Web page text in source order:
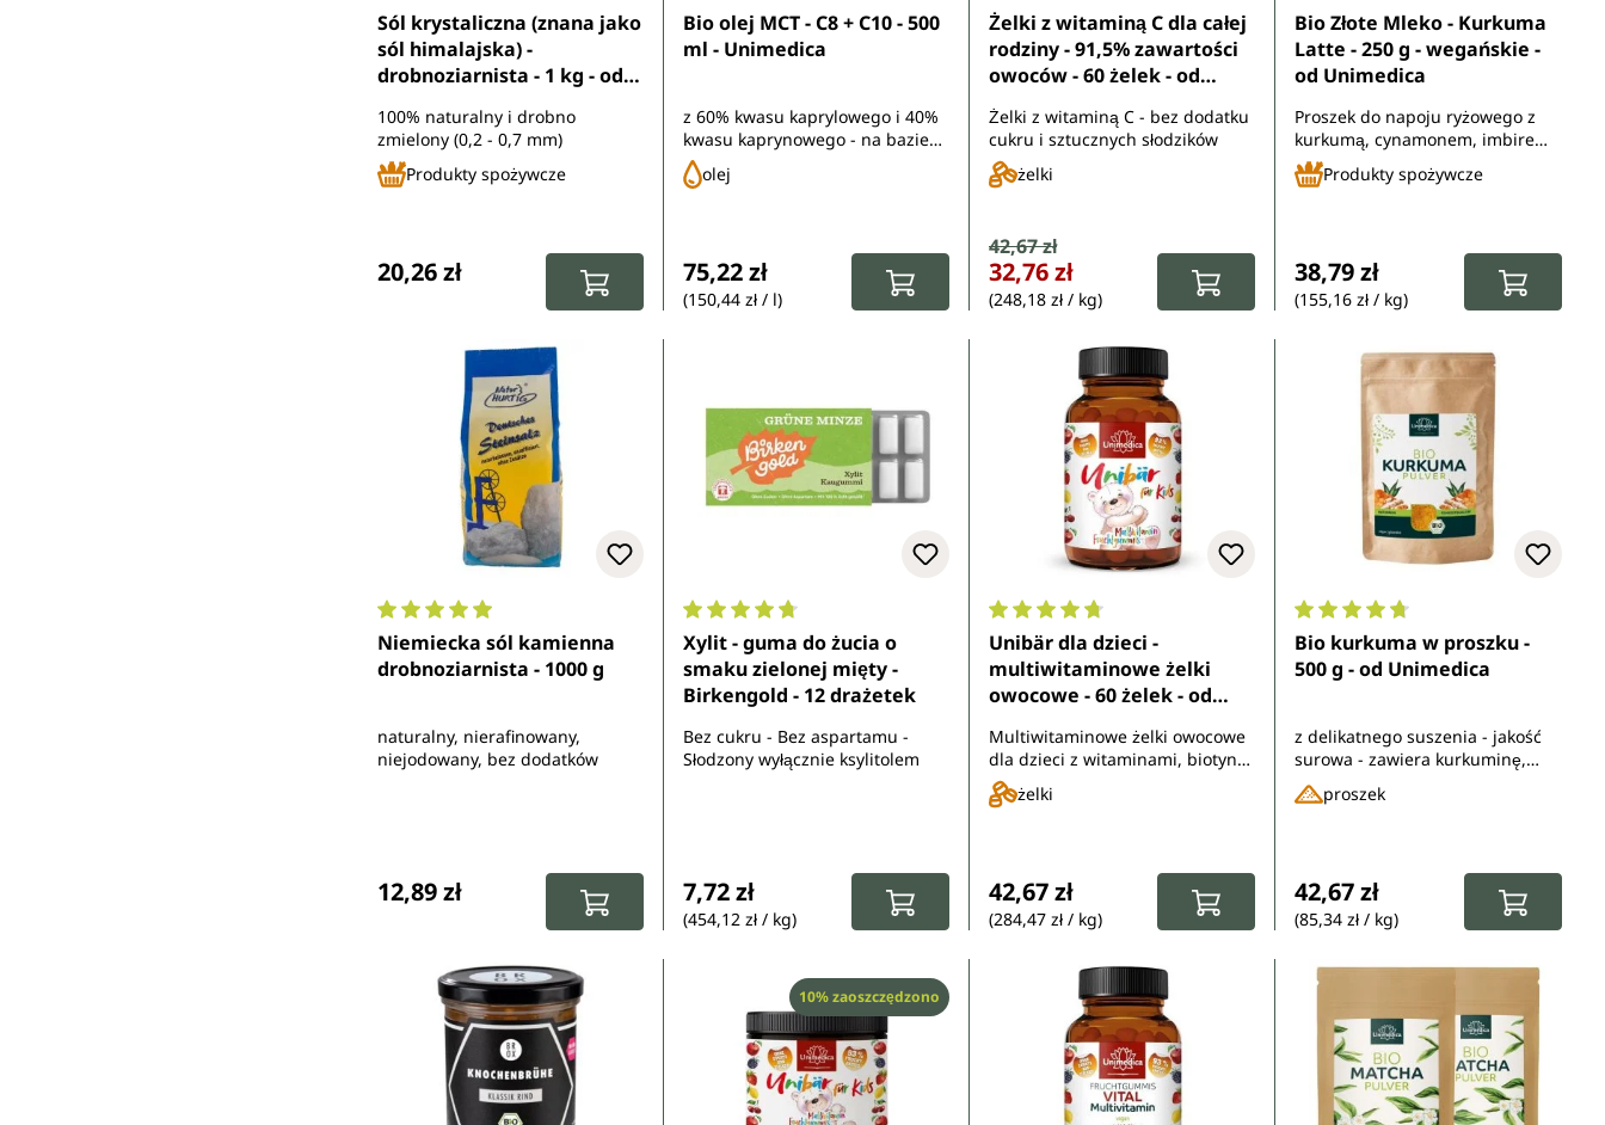
Średnia ocena 4.8 z 5 gwiazdek
Sól krystaliczna (znana jako
sól himalajska) -
drobnoziarnista - 1 kg - od
100% naturalny i drobno
zmielony (0,2 - 0,7 mm)
Produkty spożywcze
20,26 zł
Średnia ocena 4.8 z 5 gwiazdek
Bio olej MCT - C8 + C10 - 500
ml - Unimedica
z 60% kwasu kaprylowego i 40%
kwasu kaprynowego - na bazie
oleju kokosowego - w jakości
ekologicznej - bez smaku i
olej
75,22 zł
(150,44 zł / l)
Średnia ocena 4.4 z 5 gwiazdek
Żelki z witaminą C dla całej
rodziny - 91,5% zawartości
owoców - 60 żelek - od
Unimedica
Żelki z witaminą C - bez dodatku
cukru i sztucznych słodzików
żelki
Cena sprzedaży:
Cena regularna:
42,67 zł
32,76 zł
(248,18 zł / kg)
Średnia ocena 4.6 z 5 gwiazdek
Bio Złote Mleko - Kurkuma
Latte - 250 g - wegańskie -
od Unimedica
Proszek do napoju ryżowego z
kurkumą, cynamonem, imbirem i
cukrem z kwiatu palmy
kokosowej z kontrolowanych
Produkty spożywcze
38,79 zł
(155,16 zł / kg)
Średnia ocena 4.9 z 5 gwiazdek
Niemiecka sól kamienna
drobnoziarnista - 1000 g
naturalny, nierafinowany,
niejodowany, bez dodatków
12,89 zł
Średnia ocena 4.8 z 5 gwiazdek
Xylit - guma do żucia o
smaku zielonej mięty -
Birkengold - 12 drażetek
Bez cukru - Bez aspartamu -
Słodzony wyłącznie ksylitolem
7,72 zł
(454,12 zł / kg)
Średnia ocena 4.7 z 5 gwiazdek
Unibär dla dzieci -
multiwitaminowe żelki
owocowe - 60 żelek - od
Multiwitaminowe żelki owocowe
dla dzieci z witaminami, biotyną,
żelazem, jodem, miedzią,
cynkiem, manganem, chromem i
żelki
42,67 zł
(284,47 zł / kg)
Średnia ocena 4.8 z 5 gwiazdek
Bio kurkuma w proszku -
500 g - od Unimedica
z delikatnego suszenia - jakość
surowa - zawiera kurkuminę,
wtórny związek roślinny - z
kontrolowanych upraw
proszek
42,67 zł
(85,34 zł / kg)
Rabat
10% zaoszczędzono